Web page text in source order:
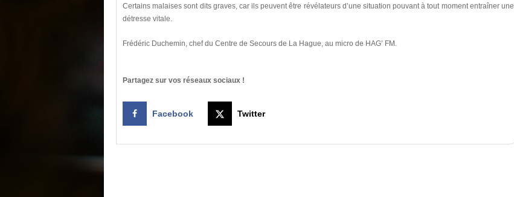
Certains malaises sont dits graves, car ils peuvent être révélateurs d’une situation pouvant à tout moment entraîner une
détresse vitale.
Frédéric Duchemin, chef du Centre de Secours de La Hague, au micro de HAG’ FM.
Partagez sur vos réseaux sociaux !
Facebook Twitter